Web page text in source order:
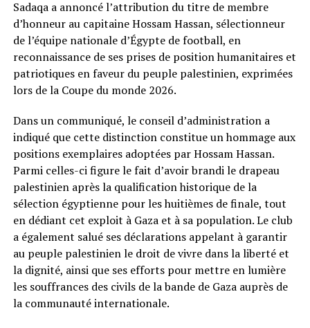
Sadaqa a annoncé l’attribution du titre de membre
d’honneur au capitaine Hossam Hassan, sélectionneur
de l’équipe nationale d’Égypte de football, en
reconnaissance de ses prises de position humanitaires et
patriotiques en faveur du peuple palestinien, exprimées
lors de la Coupe du monde 2026.
Dans un communiqué, le conseil d’administration a
indiqué que cette distinction constitue un hommage aux
positions exemplaires adoptées par Hossam Hassan.
Parmi celles-ci figure le fait d’avoir brandi le drapeau
palestinien après la qualification historique de la
sélection égyptienne pour les huitièmes de finale, tout
en dédiant cet exploit à Gaza et à sa population. Le club
a également salué ses déclarations appelant à garantir
au peuple palestinien le droit de vivre dans la liberté et
la dignité, ainsi que ses efforts pour mettre en lumière
les souffrances des civils de la bande de Gaza auprès de
la communauté internationale.